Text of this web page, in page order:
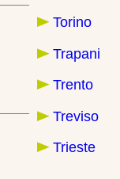
Torino
Trapani
Trento
Treviso
Trieste